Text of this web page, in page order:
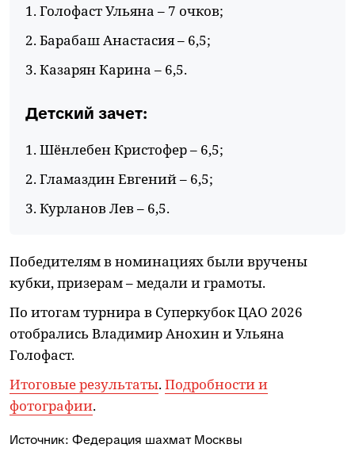
1. Голофаст Ульяна – 7 очков;
2. Барабаш Анастасия – 6,5;
3. Казарян Карина – 6,5.
Детский зачет:
1. Шёнлебен Кристофер – 6,5;
2. Гламаздин Евгений – 6,5;
3. Курланов Лев – 6,5.
Победителям в номинациях были вручены
кубки, призерам – медали и грамоты.
По итогам турнира в Суперкубок ЦАО 2026
отобрались Владимир Анохин и Ульяна
Голофаст.
Итоговые результаты. Подробности и
фотографии.
Источник: Федерация шахмат Москвы